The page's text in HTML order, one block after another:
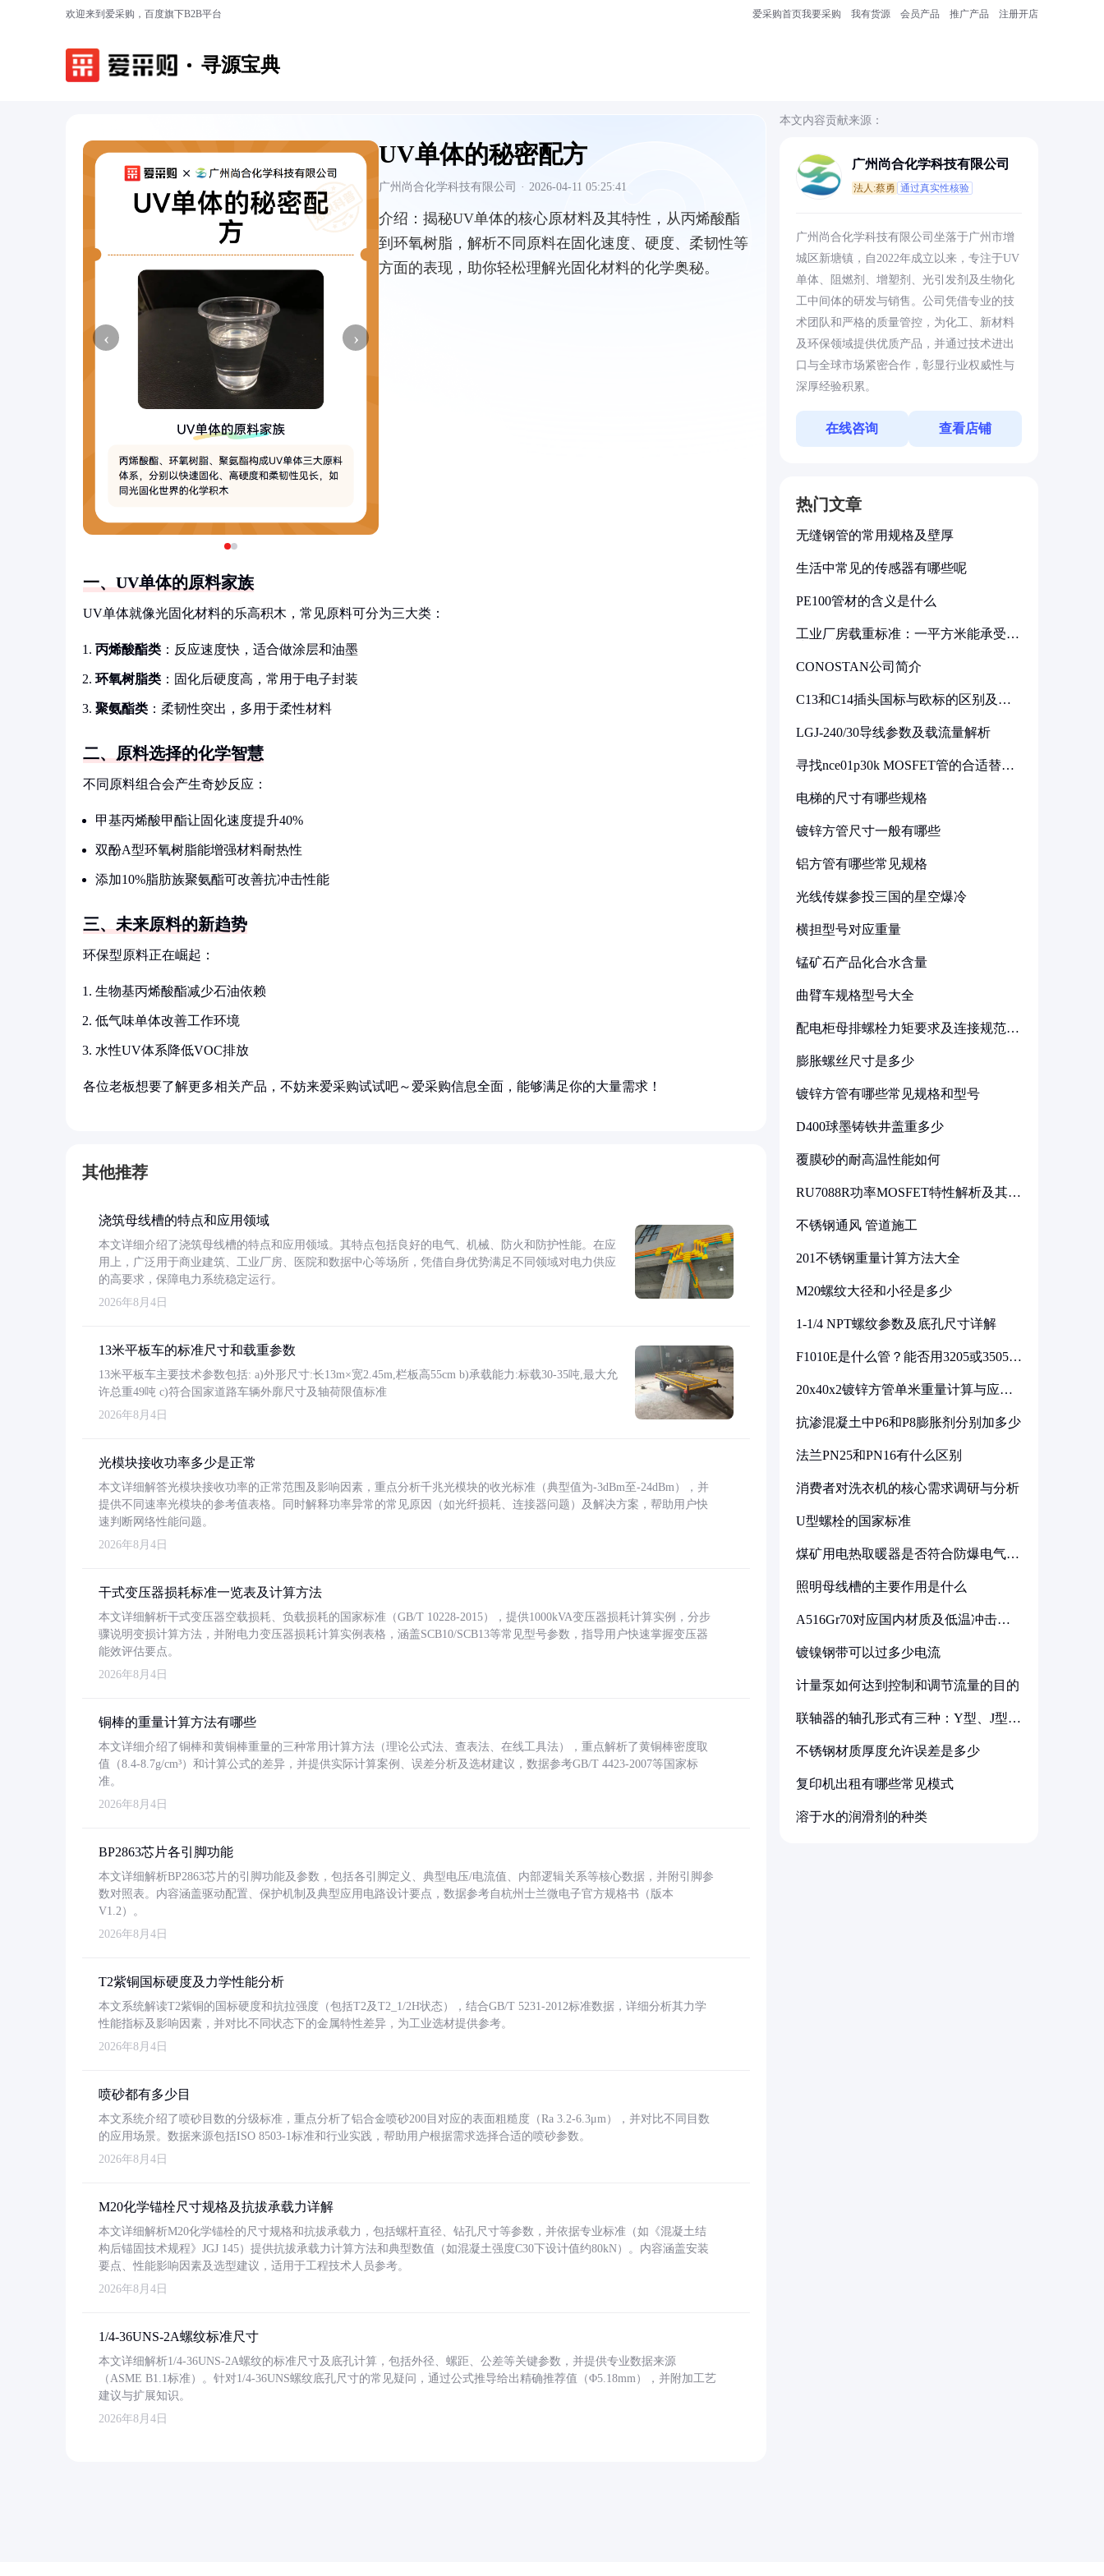
欢迎来到爱采购，百度旗下B2B平台 爱采购首页我要采购 我有货源 会员产品 推广产品 注册开店
寻源宝典
‹ ›
UV单体的秘密配方
广州尚合化学科技有限公司 · 2026-04-11 05:25:41
介绍： 揭秘UV单体的核心原材料及其特性，从丙烯酸酯
到环氧树脂，解析不同原料在固化速度、硬度、柔韧性等
方面的表现，助你轻松理解光固化材料的化学奥秘。
一、UV单体的原料家族
UV单体就像光固化材料的乐高积木，常见原料可分为三大类：
丙烯酸酯类 ：反应速度快，适合做涂层和油墨
环氧树脂类 ：固化后硬度高，常用于电子封装
聚氨酯类 ：柔韧性突出，多用于柔性材料
二、原料选择的化学智慧
不同原料组合会产生奇妙反应：
甲基丙烯酸甲酯让固化速度提升40%
双酚A型环氧树脂能增强材料耐热性
添加10%脂肪族聚氨酯可改善抗冲击性能
三、未来原料的新趋势
环保型原料正在崛起：
生物基丙烯酸酯减少石油依赖
低气味单体改善工作环境
水性UV体系降低VOC排放
各位老板想要了解更多相关产品，不妨来爱采购试试吧～爱采购信息全面，能够满足你的大量需求！
其他推荐
浇筑母线槽的特点和应用领域
本文详细介绍了浇筑母线槽的特点和应用领域。其特点包括良好的电气、机械、防火和防护性能。在应
用上，广泛用于商业建筑、工业厂房、医院和数据中心等场所，凭借自身优势满足不同领域对电力供应
的高要求，保障电力系统稳定运行。
2026年8月4日
13米平板车的标准尺寸和载重参数
13米平板车主要技术参数包括: a)外形尺寸:长13m×宽2.45m,栏板高55cm b)承载能力:标载30-35吨,最大允
许总重49吨 c)符合国家道路车辆外廓尺寸及轴荷限值标准
2026年8月4日
光模块接收功率多少是正常
本文详细解答光模块接收功率的正常范围及影响因素，重点分析千兆光模块的收光标准（典型值为-3dBm至-24dBm），并
提供不同速率光模块的参考值表格。同时解释功率异常的常见原因（如光纤损耗、连接器问题）及解决方案，帮助用户快
速判断网络性能问题。
2026年8月4日
干式变压器损耗标准一览表及计算方法
本文详细解析干式变压器空载损耗、负载损耗的国家标准（GB/T 10228-2015），提供1000kVA变压器损耗计算实例，分步
骤说明变损计算方法，并附电力变压器损耗计算实例表格，涵盖SCB10/SCB13等常见型号参数，指导用户快速掌握变压器
能效评估要点。
2026年8月4日
铜棒的重量计算方法有哪些
本文详细介绍了铜棒和黄铜棒重量的三种常用计算方法（理论公式法、查表法、在线工具法），重点解析了黄铜棒密度取
值（8.4-8.7g/cm³）和计算公式的差异，并提供实际计算案例、误差分析及选材建议，数据参考GB/T 4423-2007等国家标
准。
2026年8月4日
BP2863芯片各引脚功能
本文详细解析BP2863芯片的引脚功能及参数，包括各引脚定义、典型电压/电流值、内部逻辑关系等核心数据，并附引脚参
数对照表。内容涵盖驱动配置、保护机制及典型应用电路设计要点，数据参考自杭州士兰微电子官方规格书（版本
V1.2）。
2026年8月4日
T2紫铜国标硬度及力学性能分析
本文系统解读T2紫铜的国标硬度和抗拉强度（包括T2及T2_1/2H状态），结合GB/T 5231-2012标准数据，详细分析其力学
性能指标及影响因素，并对比不同状态下的金属特性差异，为工业选材提供参考。
2026年8月4日
喷砂都有多少目
本文系统介绍了喷砂目数的分级标准，重点分析了铝合金喷砂200目对应的表面粗糙度（Ra 3.2-6.3μm），并对比不同目数
的应用场景。数据来源包括ISO 8503-1标准和行业实践，帮助用户根据需求选择合适的喷砂参数。
2026年8月4日
M20化学锚栓尺寸规格及抗拔承载力详解
本文详细解析M20化学锚栓的尺寸规格和抗拔承载力，包括螺杆直径、钻孔尺寸等参数，并依据专业标准（如《混凝土结
构后锚固技术规程》JGJ 145）提供抗拔承载力计算方法和典型数值（如混凝土强度C30下设计值约80kN）。内容涵盖安装
要点、性能影响因素及选型建议，适用于工程技术人员参考。
2026年8月4日
1/4-36UNS-2A螺纹标准尺寸
本文详细解析1/4-36UNS-2A螺纹的标准尺寸及底孔计算，包括外径、螺距、公差等关键参数，并提供专业数据来源
（ASME B1.1标准）。针对1/4-36UNS螺纹底孔尺寸的常见疑问，通过公式推导给出精确推荐值（Φ5.18mm），并附加工艺
建议与扩展知识。
2026年8月4日
本文内容贡献来源：
广州尚合化学科技有限公司
法人:蔡勇 通过真实性核验
广州尚合化学科技有限公司坐落于广州市增
城区新塘镇，自2022年成立以来，专注于UV
单体、阻燃剂、增塑剂、光引发剂及生物化
工中间体的研发与销售。公司凭借专业的技
术团队和严格的质量管控，为化工、新材料
及环保领域提供优质产品，并通过技术进出
口与全球市场紧密合作，彰显行业权威性与
深厚经验积累。
在线咨询 查看店铺
热门文章
无缝钢管的常用规格及壁厚
生活中常见的传感器有哪些呢
PE100管材的含义是什么
工业厂房载重标准：一平方米能承受多
CONOSTAN公司简介
C13和C14插头国标与欧标的区别及其
LGJ-240/30导线参数及载流量解析
寻找nce01p30k MOSFET管的合适替代
电梯的尺寸有哪些规格
镀锌方管尺寸一般有哪些
铝方管有哪些常见规格
光线传媒参投三国的星空爆冷
横担型号对应重量
锰矿石产品化合水含量
曲臂车规格型号大全
配电柜母排螺栓力矩要求及连接规范详
膨胀螺丝尺寸是多少
镀锌方管有哪些常见规格和型号
D400球墨铸铁井盖重多少
覆膜砂的耐高温性能如何
RU7088R功率MOSFET特性解析及其在
不锈钢通风 管道施工
201不锈钢重量计算方法大全
M20螺纹大径和小径是多少
1-1/4 NPT螺纹参数及底孔尺寸详解
F1010E是什么管？能否用3205或3505代
20x40x2镀锌方管单米重量计算与应用
抗渗混凝土中P6和P8膨胀剂分别加多少
法兰PN25和PN16有什么区别
消费者对洗衣机的核心需求调研与分析
U型螺栓的国家标准
煤矿用电热取暖器是否符合防爆电气设
照明母线槽的主要作用是什么
A516Gr70对应国内材质及低温冲击要
镀镍钢带可以过多少电流
计量泵如何达到控制和调节流量的目的
联轴器的轴孔形式有三种：Y型、J型、
不锈钢材质厚度允许误差是多少
复印机出租有哪些常见模式
溶于水的润滑剂的种类